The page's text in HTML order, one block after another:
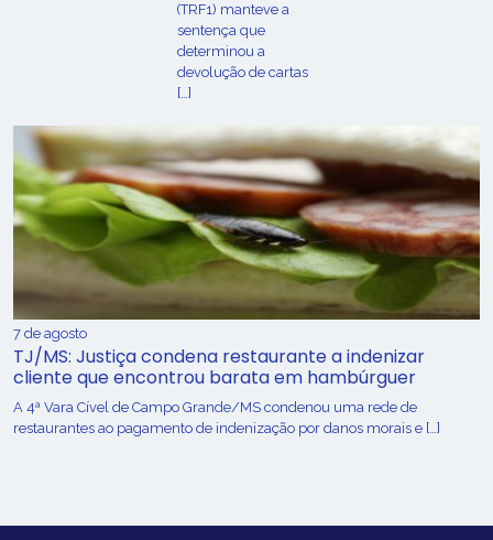
(TRF1) manteve a
sentença que
determinou a
devolução de cartas
[…]
7 de agosto
TJ/MS: Justiça condena restaurante a indenizar
cliente que encontrou barata em hambúrguer
A 4ª Vara Cível de Campo Grande/MS condenou uma rede de
restaurantes ao pagamento de indenização por danos morais e […]